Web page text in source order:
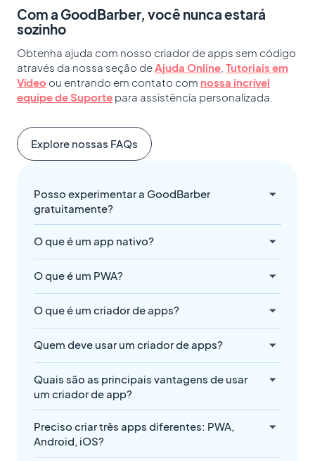
Com a GoodBarber, você nunca estará
sozinho
Obtenha ajuda com nosso criador de apps sem código
através da nossa seção deAjuda Online Tutoriais em
Vídeo ou entrando em contato com nossa incrível
equipe de Suporte para assistência personalizada.
Explore nossas FAQs
Posso experimentar a GoodBarber
gratuitamente?
O que é um app nativo?
O que é um PWA?
O que é um criador de apps?
Quem deve usar um criador de apps?
Quais são as principais vantagens de usar
um criador de app?
Preciso criar três apps diferentes: PWA,
Android, iOS?